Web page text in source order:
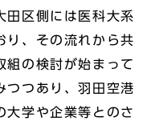
田区側には医科大系
り、その流れから共
組の検討が始まって
つつあり、羽田空港
大学や企業等とのさ